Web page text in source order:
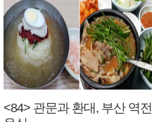
<84> 관문과 환대, 부산 역전